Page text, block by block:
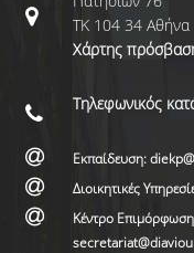
ΤΚ 104 34 Αθήνα
Χάρτης
Τηλεφωνικός
Εκπαίδευση:
Διοικητικές
Κέντρο